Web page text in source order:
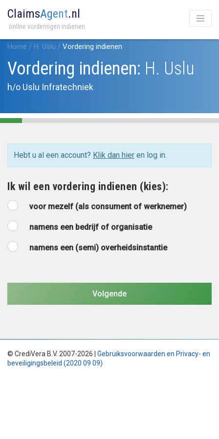
ClaimsAgent.nl
online vorderingen indienen
Home / H. Uslu / Vordering indienen
Vordering indienen: H. Uslu
h/o Uslu Infratechniek
Hebt u al een account? Klik dan hier en log in.
Ik wil een vordering indienen (kies):
voor mezelf (als consument of werknemer)
namens een bedrijf of organisatie
namens een (semi) overheidsinstantie
© CrediVera B.V. 2007-2026 | Gebruiksvoorwaarden en Privacy- en
beveiligingsbeleid (2020 09 09)